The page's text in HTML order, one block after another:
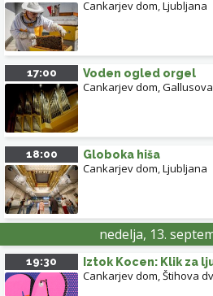
Cankarjev dom,Ljubljana
17:00 Voden ogled orgel
Cankarjev dom,
18:00 Globoka hiša
Cankarjev dom,Ljubljana
nedelja, 13.
19:30 Iztok Kocen: Klik za
Cankarjev dom, Štihova